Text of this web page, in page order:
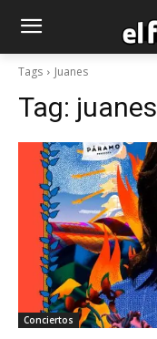
Tags Juanes
Tag: juanes
Conciertos